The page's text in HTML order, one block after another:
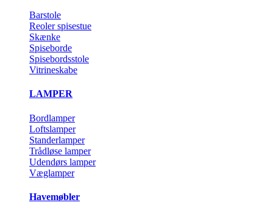
Barstole
Reoler spisestue
Skænke
Spiseborde
Spisebordsstole
Vitrineskabe
LAMPER
Bordlamper
Loftslamper
Standerlamper
Trådløse lamper
Udendørs lamper
Væglamper
Havemøbler